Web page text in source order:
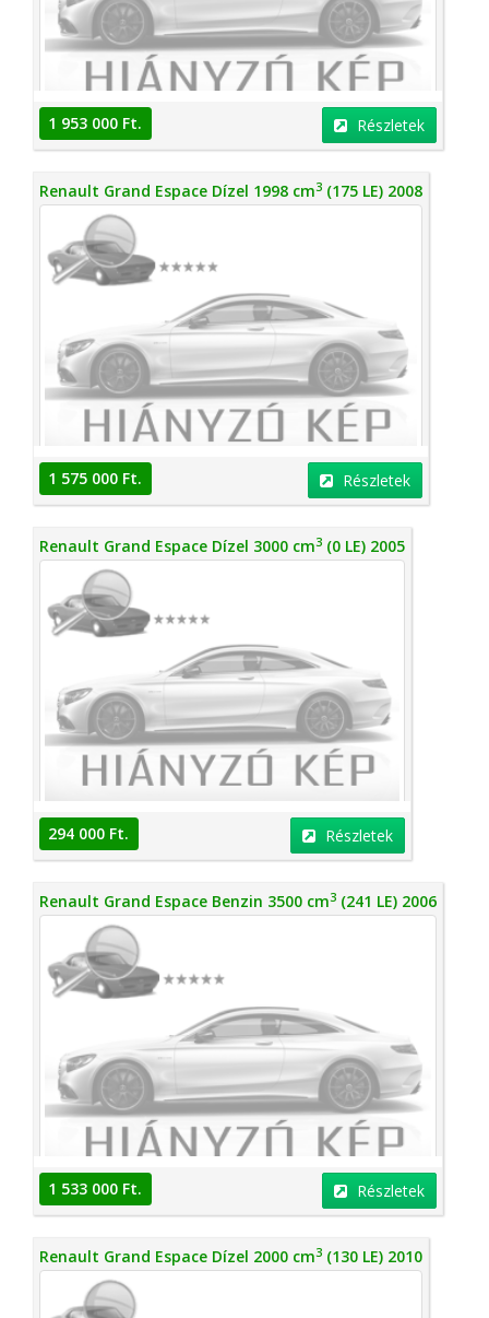
1 953 000 Ft. Részletek
Renault Grand Espace Dízel 1998 cm3 (175 LE) 2008
1 575 000 Ft. Részletek
Renault Grand Espace Dízel 3000 cm3 (0 LE) 2005
294 000 Ft. Részletek
Renault Grand Espace Benzin 3500 cm3 (241 LE) 2006
1 533 000 Ft. Részletek
Renault Grand Espace Dízel 2000 cm3 (130 LE) 2010